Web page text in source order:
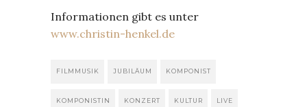
Informationen gibt es unter
www.christin-henkel.de
FILMMUSIK JUBILÄUM KOMPONIST
KOMPONISTIN KONZERT KULTUR LIVE